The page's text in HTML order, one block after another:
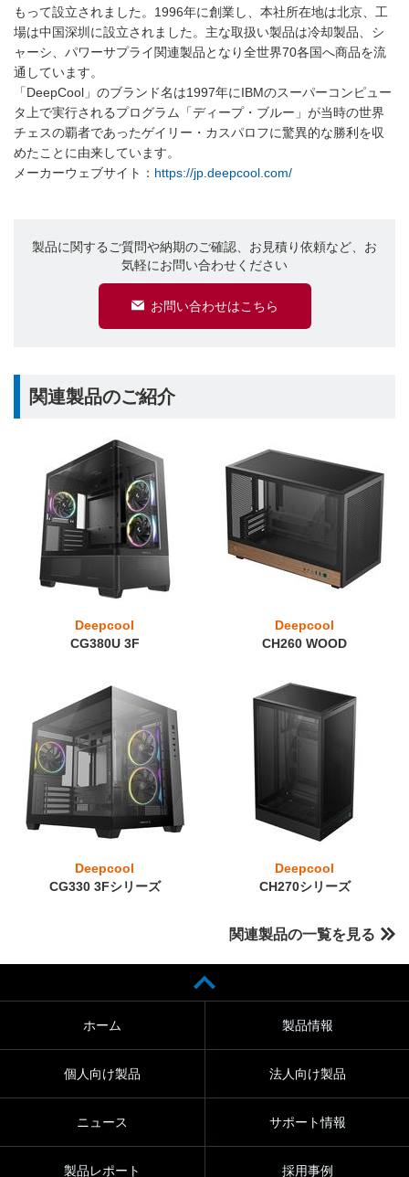
もって設立されました。1996年に創業し、本社所在地は北京、工
場は中国深圳に設立されました。主な取扱い製品は冷却製品、シ
ャーシ、パワーサプライ関連製品となり全世界70各国へ商品を流
通しています。
「DeepCool」のブランド名は1997年にIBMのスーパーコンピュー
タ上で実行されるプログラム「ディープ・ブルー」が当時の世界
チェスの覇者であったゲイリー・カスパロフに驚異的な勝利を収
めたことに由来しています。
メーカーウェブサイト： https://jp.deepcool.com/
製品に関するご質問や納期のご確認、お見積り依頼など、お
気軽にお問い合わせください
お問い合わせはこちら
関連製品のご紹介
Deepcool
CG380U 3F
Deepcool
CH260 WOOD
Deepcool
CG330 3Fシリーズ
Deepcool
CH270シリーズ
関連製品の一覧を見る
ホーム 製品情報
個人向け製品 法人向け製品
ニュース サポート情報
製品レポート 採用事例